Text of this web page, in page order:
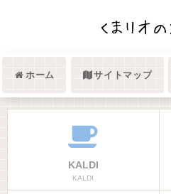
ホーム サイトマップ
KALDI
KALDI